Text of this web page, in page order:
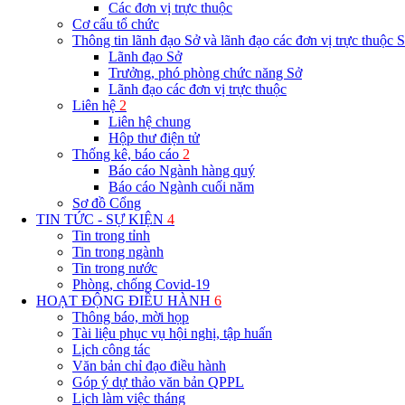
Các đơn vị trực thuộc
Cơ cấu tổ chức
Thông tin lãnh đạo Sở và lãnh đạo các đơn vị trực thuộc
Lãnh đạo Sở
Trưởng, phó phòng chức năng Sở
Lãnh đạo các đơn vị trực thuộc
Liên hệ 2
Liên hệ chung
Hộp thư điện tử
Thống kê, báo cáo 2
Báo cáo Ngành hàng quý
Báo cáo Ngành cuối năm
Sơ đồ Cổng
TIN TỨC - SỰ KIỆN 4
Tin trong tỉnh
Tin trong ngành
Tin trong nước
Phòng, chống Covid-19
HOẠT ĐỘNG ĐIỀU HÀNH 6
Thông báo, mời họp
Tài liệu phục vụ hội nghị, tập huấn
Lịch công tác
Văn bản chỉ đạo điều hành
Góp ý dự thảo văn bản QPPL
Lịch làm việc tháng